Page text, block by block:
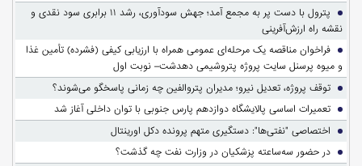
پترول با دست پر به مجمع آمد؛ جهش سودآوری، رشد ۱۱ برابری سود نقدی و
نقشه راه ارزش‌آفرینی
فراخوان مناقصه یک مرحله‌ای عمومی همراه با ارزیابی کیفی (فشرده) تأمین غذا
و میوه پرسنل سایت پروژه پتروشیمی دهدشت– نوبت اول
توقف پروژه، تعدیل نیرو؛ مدیران پتروالفین چه زمانی پاسخگو می‌شوند؟
تعمیرات اساسی پالایشگاه دوازدهم پارس جنوبی با توان داخلی آغاز شد
اختصاصی "نفتی‌ها": دستگیری متهم پرونده دکل اورینتال
در حضور سه‌ساعته پزشکیان در وزارت نفت چه گذشت؟